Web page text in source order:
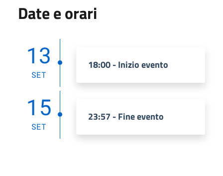
Date e orari
13
SET
18:00 - Inizio evento
15
SET
23:57 - Fine evento